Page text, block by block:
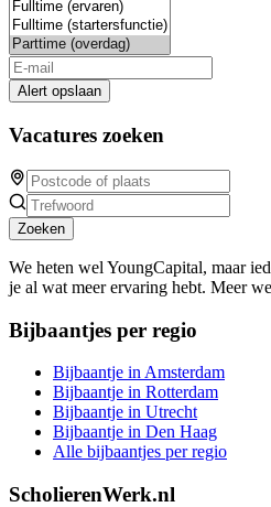
Alert opslaan
Vacatures zoeken
Zoeken
We heten wel YoungCapital, maar
je al wat meer ervaring hebt. Meer
Bijbaantjes per regio
Bijbaantje in Amsterdam
Bijbaantje in Rotterdam
Bijbaantje in Utrecht
Bijbaantje in Den Haag
Alle bijbaantjes per regio
ScholierenWerk.nl